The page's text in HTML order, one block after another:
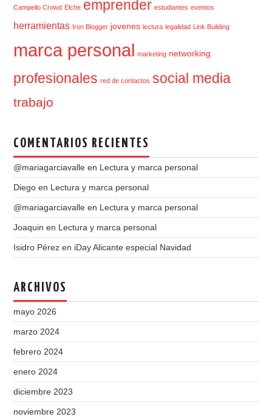
Campello Crowd Elche emprender estudiantes eventos
herramientas Iron Blogger jovenes lectura legalidad Link Building
marca personal marketing networking
profesionales red de contactos social media
trabajo
COMENTARIOS RECIENTES
@mariagarciavalle en Lectura y marca personal
Diego en Lectura y marca personal
@mariagarciavalle en Lectura y marca personal
Joaquin en Lectura y marca personal
Isidro Pérez en iDay Alicante especial Navidad
ARCHIVOS
mayo 2026
marzo 2024
febrero 2024
enero 2024
diciembre 2023
noviembre 2023